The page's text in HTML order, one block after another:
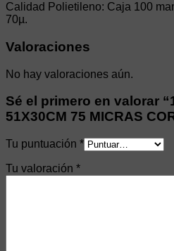
Calidad Polietileno: Caja 100
70µ.
Valoraciones
No hay valoraciones aún.
Sé el primero en valorar
51X30CM 75 MICRAS
Tu puntuación *
Tu valoración *